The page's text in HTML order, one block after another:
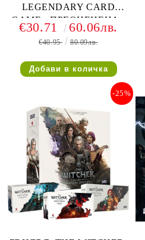
LEGENDARY CARD
GAME - ПРЕОЦЕНЕНА -
ЛЕКА ПОВРЕДА НА
КУТИЯТА
€30.71 60.06лв.
€40.95 80.09лв.
-25%